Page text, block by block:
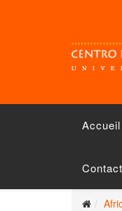
Accueil
Contact